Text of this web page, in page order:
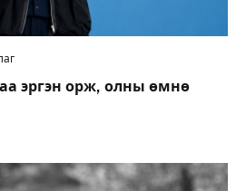
эргэн орж, олны өмнө